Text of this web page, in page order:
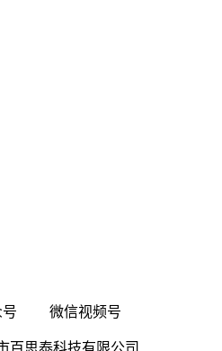
微信视频号
百思泰科技有限公司